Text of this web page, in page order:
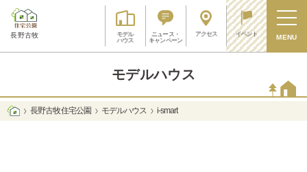
長野古牧
モデル
ハウス
ニュース・
キャンペーン
アクセス イベント MENU
モデルハウス
長野古牧 住宅公園 モデルハウス i-smart